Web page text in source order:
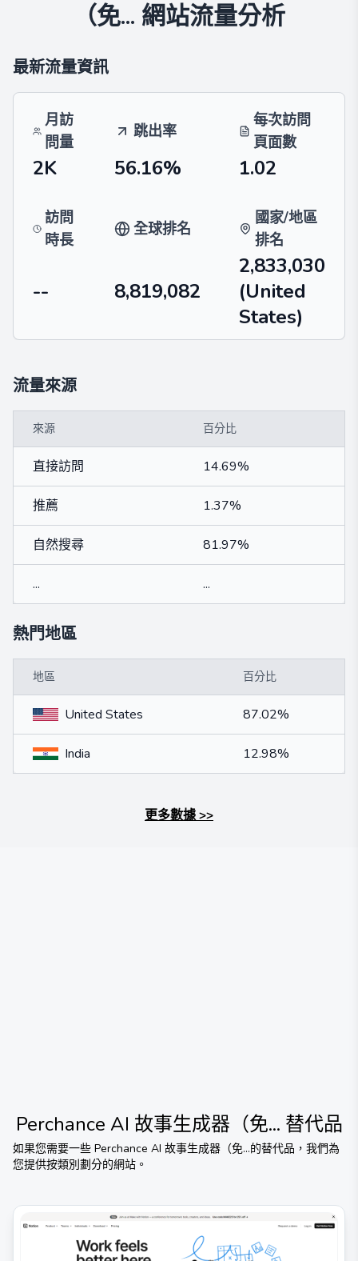
（免... 網站流量分析
最新流量資訊
月訪
問量
跳出率
每次訪問
頁面數
2K 56.16% 1.02
訪問
時長
全球排名
國家/地區
排名
-- 8,819,082
2,833,030
(United
States)
流量來源
來源 百分比
直接訪問 14.69%
推薦 1.37%
自然搜尋 81.97%
... ...
熱門地區
地區 百分比
United States 87.02%
India 12.98%
更多數據>>
Perchance AI 故事生成器（免... 替代品
如果您需要一些 Perchance AI 故事生成器（免...的替代品，我們為
您提供按類別劃分的網站。